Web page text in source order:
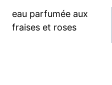
de
eau parfumée aux
fraises et roses